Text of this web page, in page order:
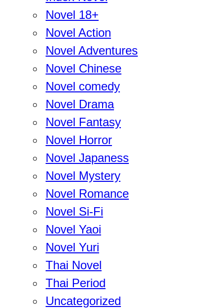
Novel 18+
Novel Action
Novel Adventures
Novel Chinese
Novel comedy
Novel Drama
Novel Fantasy
Novel Horror
Novel Japaness
Novel Mystery
Novel Romance
Novel Si-Fi
Novel Yaoi
Novel Yuri
Thai Novel
Thai Period
Uncategorized